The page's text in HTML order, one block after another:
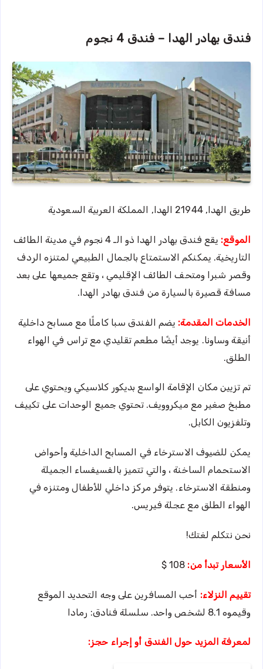
فندق بهادر الهدا – فندق 4 نجوم
طريق الهدا, 21944 الهدا, المملكة العربية السعودية
الموقع:
يقع فندق بهادر الهدا ذو الـ 4 نجوم في مدينة الطائف
التاريخية. يمكنكم الاستمتاع بالجمال الطبيعي لمتنزه الردف
وقصر شبرا ومتحف الطائف الإقليمي ، وتقع جميعها على بعد
مسافة قصيرة بالسيارة من فندق بهادر الهدا.
الخدمات المقدمة: يضم الفندق سبا كاملًا مع مسابح داخلية
أنيقة وساونا. يوجد أيضًا مطعم تقليدي مع تراس في الهواء
الطلق.
تم تزيين مكان الإقامة الواسع بديكور كلاسيكي ويحتوي على
مطبخ صغير مع ميكروويف. تحتوي جميع الوحدات على تكييف
وتلفزيون الكابل.
يمكن للضيوف الاسترخاء في المسابح الداخلية وأحواض
الاستحمام الساخنة ، والتي تتميز بالفسيفساء الجميلة
ومنطقة الاسترخاء. يتوفر مركز داخلي للأطفال ومتنزه في
الهواء الطلق مع عجلة فيريس.
نحن نتكلم لغتك!
الأسعار تبدأ من: 108 $
تقييم النزلاء: أحب المسافرين على وجه التحديد الموقع
وقيموه 8.1 لشخص واحد. سلسلة فنادق: رمادا
لمعرفة المزيد حول الفندق أو إجراء حجز: